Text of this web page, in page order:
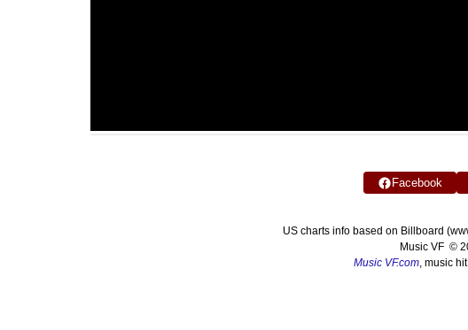
Facebook
US charts info based on Billboard
Music VF ©
Music VF.com, music